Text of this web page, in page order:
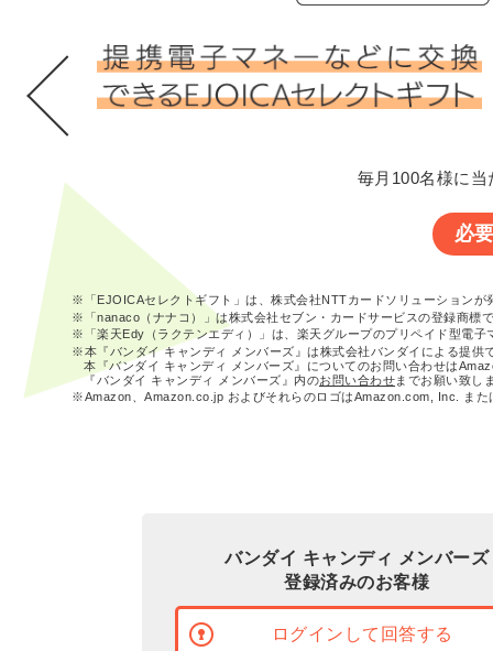
毎月100名様に
必
※「EJOICAセレクトギフト」は、株式会社NTTカードソリューションが
※「nanaco（ナナコ）」は株式会社セブン・カードサービスの登録商標
※「楽天Edy（ラクテンエディ）」は、楽天グループのプリペイド型電子
※本『バンダイ キャンディ メンバーズ』は株式会社バンダイによる提供
本『バンダイ キャンディ メンバーズ』についてのお問い合わせは
『バンダイ キャンディ メンバーズ』内のお問い合わせまでお願い致し
※Amazon、Amazon.co.jp およびそれらのロゴはAmazon.com, Inc. また
バンダイ キャンディ メンバーズ
登録済みのお客様
ログインして回答する